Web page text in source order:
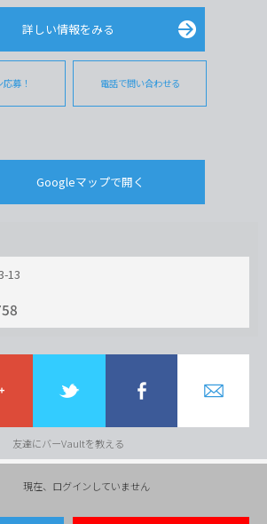
詳しい情報をみる
募！ 電話で問い合わせる
Googleマップで開く
13
友達にバーVaultを教える
現在、ログインしていません